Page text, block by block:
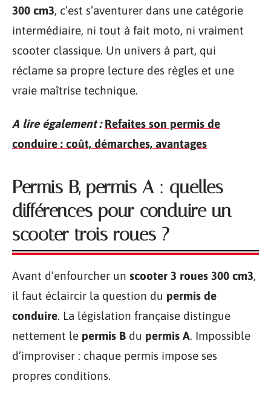
300 cm3, c’est s’aventurer dans une catégorie
intermédiaire, ni tout à fait moto, ni vraiment
scooter classique. Un univers à part, qui
réclame sa propre lecture des règles et une
vraie maîtrise technique.
A lire également : Refaites son permis de
conduire : coût, démarches, avantages
Permis B, permis A : quelles
différences pour conduire un
scooter trois roues ?
Avant d’enfourcher un scooter 3 roues 300 cm3,
il faut éclaircir la question du permis de
conduire. La législation française distingue
nettement le permis B du permis A. Impossible
d’improviser : chaque permis impose ses
propres conditions.